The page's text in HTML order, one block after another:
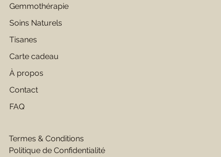
Gemmothérapie
Soins Naturels
Tisanes
Carte cadeau
À propos
Contact
FAQ
Termes & Conditions
Politique de Confidentialité